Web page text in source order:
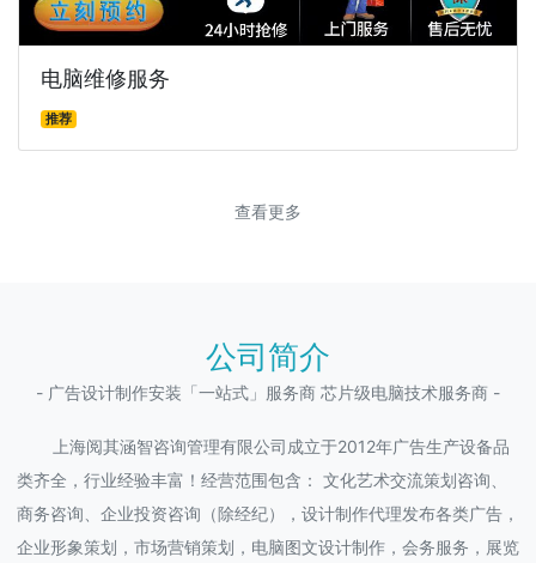
电脑维修服务
推荐
查看更多
公司简介
- 广告设计制作安装「一站式」服务商 芯片级电脑技术服务商 -
上海阅其涵智咨询管理有限公司成立于2012年广告生产设备品
类齐全，行业经验丰富！经营范围包含： 文化艺术交流策划咨询、
商务咨询、企业投资咨询（除经纪），设计制作代理发布各类广告，
企业形象策划，市场营销策划，电脑图文设计制作，会务服务，展览